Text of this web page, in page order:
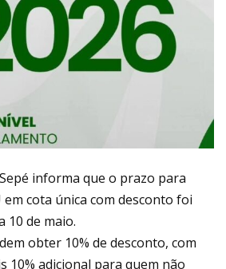
informa que o prazo para
cota única com desconto foi
10 de maio.
obter 10% de desconto, com
10% adicional para quem não